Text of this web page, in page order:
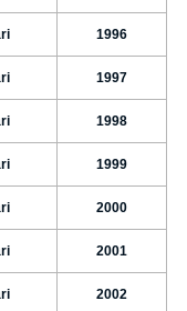
1996
1997
1998
1999
2000
2001
2002